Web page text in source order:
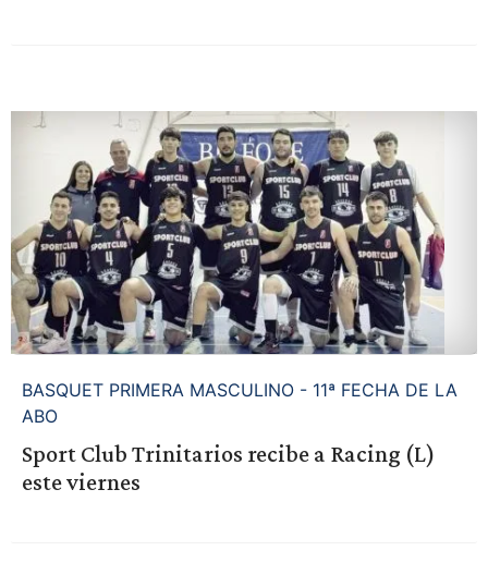
BASQUET PRIMERA MASCULINO - 11ª FECHA DE LA
ABO
Sport Club Trinitarios recibe a Racing (L)
este viernes